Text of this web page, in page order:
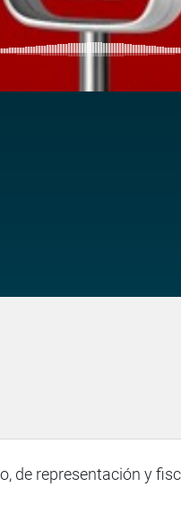
de representación y